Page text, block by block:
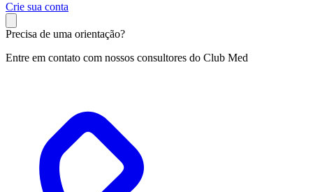
Crie sua conta
Precisa de uma orientação?
Entre em contato com nossos consultores do Club Med